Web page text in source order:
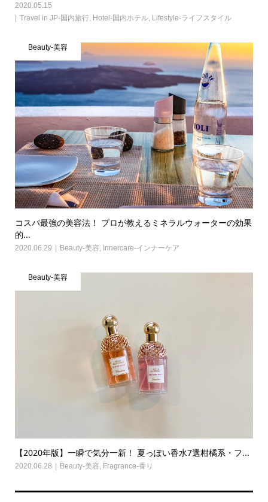
2020.05.15
Travel in JP-国内旅行, Hotel-国内ホテル, Lifestyle-ライフスタイル
Beauty-美容
コスパ最強の美容法！ プロが教えるミネラルウォーターの効果
的...
2020.06.29 Beauty-美容, Innercare-インナーケア
Beauty-美容
【2020年版】一瞬で気分一新！ 夏っぽい香水7選柑橘系・フ...
2020.06.28 Beauty-美容 Fragrance-香り